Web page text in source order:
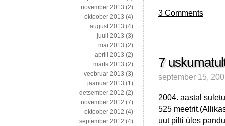
3 Comments
7
september 15,
2004. aastal
525
uut pilti üles
november 2013 (2)
oktoober 2013 (4)
august 2013 (4)
juuli 2013 (3)
mai 2013 (2)
aprill 2013 (2)
märts 2013 (2)
veebruar 2013 (3)
jaanuar 2013 (1)
detsember 2012 (2)
november 2012 (7)
oktoober 2012 (4)
september 2012 (4)